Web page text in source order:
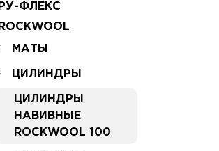
РУ-ФЛЕКС
ROCKWOOL
МАТЫ
ЦИЛИНДРЫ
ЦИЛИНДРЫ
НАВИВНЫЕ
ROCKWOOL 100